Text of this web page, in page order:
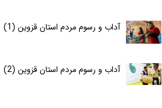
آداب و رسوم مردم استان قزوین (1)
آداب و رسوم مردم استان قزوین (2)